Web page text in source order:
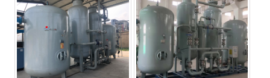
电缆行业用制氮机 石油化工新材料行业用制氮机